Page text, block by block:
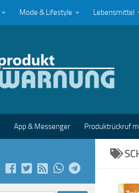
Mode & Lifestyle Lebensmittel
App & Messenger Produktrückruf